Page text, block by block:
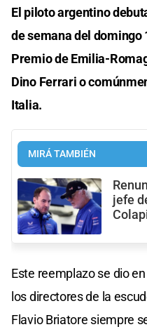
El piloto argentino
de semana del domingo
Premio de Emilia-
Dino Ferrari o
Italia.
MIRÁ TAMBIÉN
jefe
Este reemplazo se dio
los directores de la
Flavio Briatore siempre